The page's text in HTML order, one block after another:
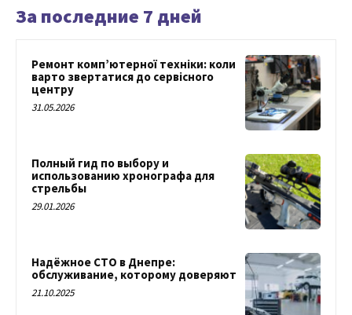
За последние 7 дней
Ремонт комп’ютерної техніки: коли
варто звертатися до сервісного
центру
31.05.2026
Полный гид по выбору и
использованию хронографа для
стрельбы
29.01.2026
Надёжное СТО в Днепре:
обслуживание, которому доверяют
21.10.2025